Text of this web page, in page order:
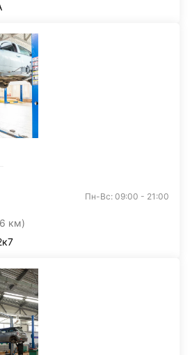
км)
Пн-Вс: 09:00 - 21:00